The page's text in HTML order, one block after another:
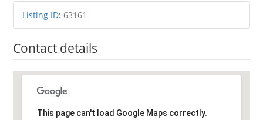
Listing ID:63161
Contact details
This page can't load Google Maps correctly.